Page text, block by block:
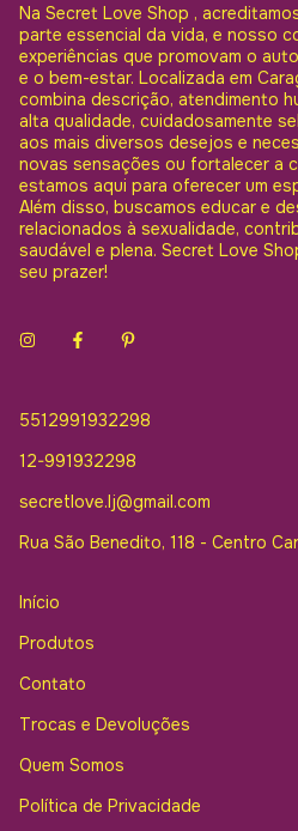
Na Secret Love Shop ,
parte essencial da vida, e nosso
experiências que promovam o
e o bem-estar. Localizada em
combina descrição, atendimento
alta qualidade, cuidadosamente
aos mais diversos desejos e
novas sensações ou fortalecer a
estamos aqui para oferecer um
Além disso, buscamos educar e
relacionados à sexualidade,
saudável e plena. Secret Love
seu prazer!
5512991932298
12-991932298
secretlove.lj@gmail.com
Rua São Benedito, 118 - Centro
Início
Produtos
Contato
Trocas e Devoluções
Quem Somos
Política de Privacidade